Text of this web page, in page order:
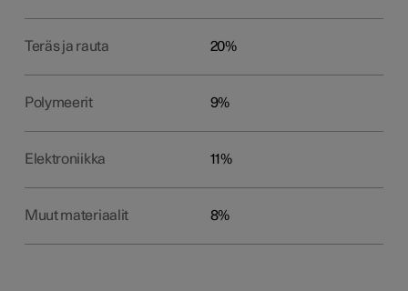
Teräs ja rauta 20%
Polymeerit 9%
Elektroniikka 11%
Muut materiaalit 8%